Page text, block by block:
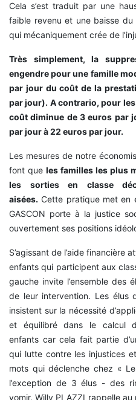
Cela s’est traduit par une
faible revenu et une baisse
qui mécaniquement crée de
Très simplement, la
engendre pour une famille
par jour du coût de la
par jour). A contrario, pour
coût diminue de 3 euros par
par jour à 22 euros par jour.
Les mesures de notre
font que les familles les plus
les sorties en classe
aisées. Cette pratique met en
GASCON porte à la justice
ouvertement ses positions
S’agissant de l’aide financière
enfants qui participent aux
gauche invite l’ensemble des
de leur intervention. Les élus
insistent sur la nécessité
et équilibré dans le calcul
enfants car cela fait partie
qui lutte contre les injustices
mots qui déclenche chez «
l’exception de 3 élus - des
vomir. Willy PLAZZI rappelle